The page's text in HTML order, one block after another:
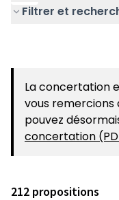
Filtrer et
La concertation
vous
pouvez
concertation
212 propositions